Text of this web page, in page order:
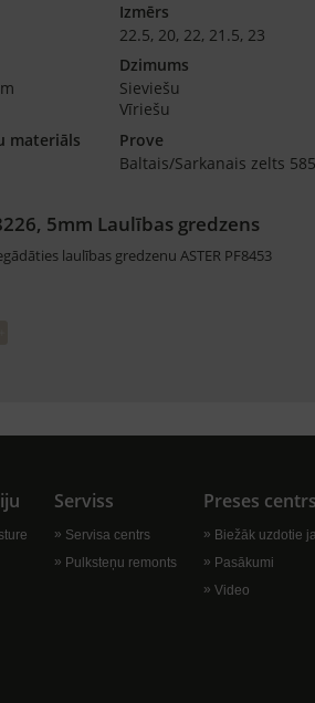
Izmērs
22.5, 20, 22, 21.5, 23
Dzimums
Sieviešu
Vīriešu
materiāls
Prove
Baltais/Sarkanais zelts 585
5mm Laulības gredzens
laulības gredzenu ASTER PF8453
Serviss
Servisa centrs
Pulksteņu remonts
Preses centrs
Biežāk uzdotie
Pasākumi
Video